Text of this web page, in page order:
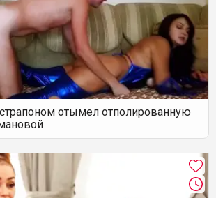
отымел отполированную